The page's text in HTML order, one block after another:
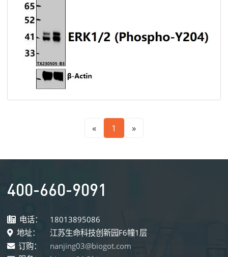
« 1 »
400-660-9091
电话：
18013895086
地址：
江苏生命科技创新园F6幢1层
订购：
nanjing03@biogot.com